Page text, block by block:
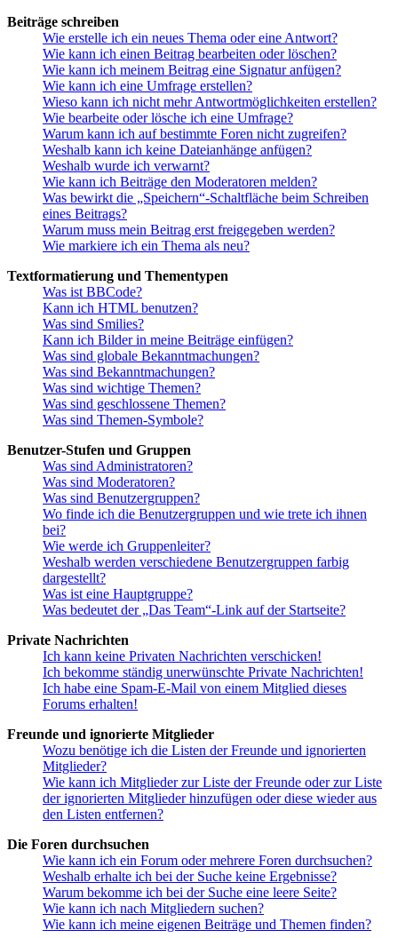
Beiträge schreiben
Wie erstelle ich ein neues Thema oder eine Antwort?
Wie kann ich einen Beitrag bearbeiten oder löschen?
Wie kann ich meinem Beitrag eine Signatur anfügen?
Wie kann ich eine Umfrage erstellen?
Wieso kann ich nicht mehr Antwortmöglichkeiten erstellen?
Wie bearbeite oder lösche ich eine Umfrage?
Warum kann ich auf bestimmte Foren nicht zugreifen?
Weshalb kann ich keine Dateianhänge anfügen?
Weshalb wurde ich verwarnt?
Wie kann ich Beiträge den Moderatoren melden?
Was bewirkt die „Speichern“-Schaltfläche beim Schreiben
eines Beitrags?
Warum muss mein Beitrag erst freigegeben werden?
Wie markiere ich ein Thema als neu?
Textformatierung und Thementypen
Was ist BBCode?
Kann ich HTML benutzen?
Was sind Smilies?
Kann ich Bilder in meine Beiträge einfügen?
Was sind globale Bekanntmachungen?
Was sind Bekanntmachungen?
Was sind wichtige Themen?
Was sind geschlossene Themen?
Was sind Themen-Symbole?
Benutzer-Stufen und Gruppen
Was sind Administratoren?
Was sind Moderatoren?
Was sind Benutzergruppen?
Wo finde ich die Benutzergruppen und wie trete ich ihnen
bei?
Wie werde ich Gruppenleiter?
Weshalb werden verschiedene Benutzergruppen farbig
dargestellt?
Was ist eine Hauptgruppe?
Was bedeutet der „Das Team“-Link auf der Startseite?
Private Nachrichten
Ich kann keine Privaten Nachrichten verschicken!
Ich bekomme ständig unerwünschte Private Nachrichten!
Ich habe eine Spam-E-Mail von einem Mitglied dieses
Forums erhalten!
Freunde und ignorierte Mitglieder
Wozu benötige ich die Listen der Freunde und ignorierten
Mitglieder?
Wie kann ich Mitglieder zur Liste der Freunde oder zur Liste
der ignorierten Mitglieder hinzufügen oder diese wieder aus
den Listen entfernen?
Die Foren durchsuchen
Wie kann ich ein Forum oder mehrere Foren durchsuchen?
Weshalb erhalte ich bei der Suche keine Ergebnisse?
Warum bekomme ich bei der Suche eine leere Seite?
Wie kann ich nach Mitgliedern suchen?
Wie kann ich meine eigenen Beiträge und Themen finden?